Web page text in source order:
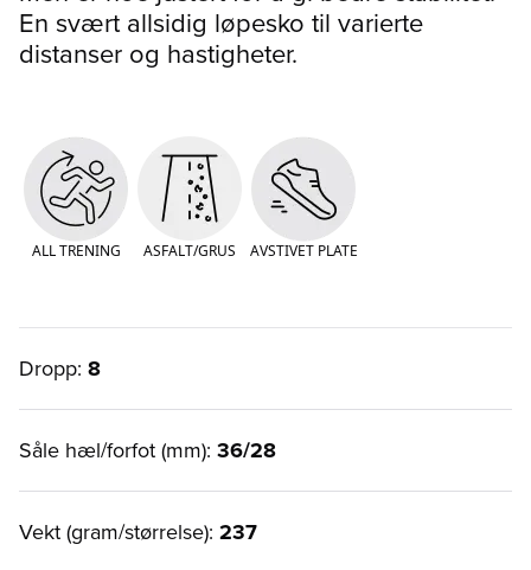
En svært allsidig løpesko til varierte
distanser og hastigheter.
ALL TRENING ASFALT/GRUS AVSTIVET PLATE
Dropp: 8
Såle hæl/forfot (mm): 36/28
Vekt (gram/størrelse): 237